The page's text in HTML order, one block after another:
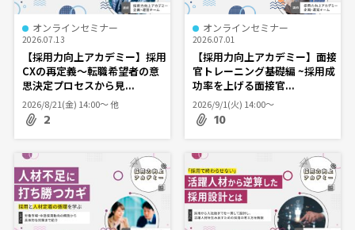
オンラインセミナー
2026.07.13
【採用力向上アカデミー】採用
CXの再定義～転職希望者の意
思決定プロセスから見...
2026/8/21(金) 14:00〜 他
2
オンラインセミナー
2026.07.01
【採用力向上アカデミー】面接
官トレーニング基礎編 ~採用成
功率を上げる面接官...
2026/9/1(火) 14:00〜
10